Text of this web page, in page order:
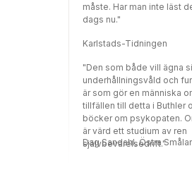
måste. Har man inte läst
dags nu."
Karlstads-Tidningen
"Den som både vill ägna
underhållningsvåld och
är som gör en människa
tillfällen till detta i Buthler
böcker om psykopaten.
är värd ett studium av ren
självbevarelsedrift."
Dag Sandahl, Östra